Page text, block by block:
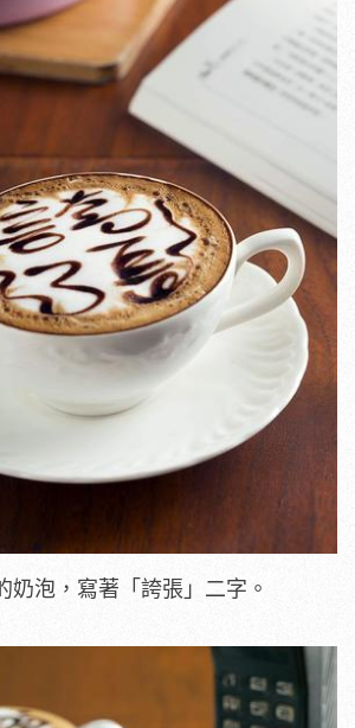
奶泡，寫著「誇張」二字。